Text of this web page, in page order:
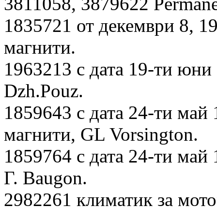
1835721 от декември 8,
магнити.
1963213 с дата 19-ти
Dzh.Pouz.
1859643 с дата 24-ти май
магнити, GL Vorsington.
1859764 с дата 24-ти май
Г. Baugon.
2982261 климатик за